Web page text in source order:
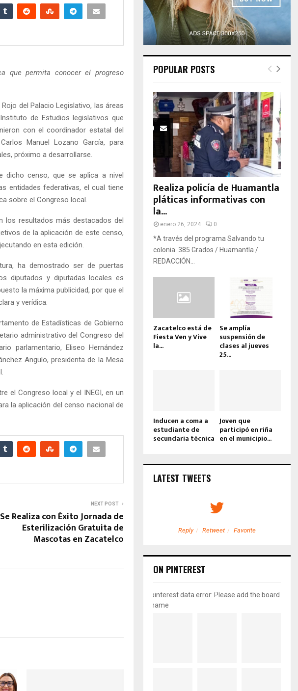
que permita conocer el progreso
del Palacio Legislativo, las áreas
de Estudios legislativos que
con el coordinador estatal del
Manuel Lozano García, para
próximo a desarrollarse.
dicho censo, que se aplica a nivel
entidades federativas, el cual tiene
sobre el Congreso local.
los resultados más destacados del
de la aplicación de este censo,
en esta edición.
ha demostrado ser de puertas
diputados y diputadas locales es
la máxima publicidad, por que el
y verídica.
de Estadísticas de Gobierno
administrativo del Congreso del
parlamentario, Eliseo Hernández
Angulo, presidenta de la Mesa
el Congreso local y el INEGI, en un
la aplicación del censo nacional de
NEXT POST
Se Realiza con Éxito Jornada de
Esterilización Gratuita de
Mascotas en Zacatelco
POPULAR POSTS
Realiza policía de Huamantla
pláticas informativas con
la...
enero 26, 2024 0
*A través del programa Salvando tu
colonia. 385 Grados / Huamantla /
REDACCIÓN...
Zacatelco está de
Fiesta Ven y Vive
la...
Se amplía
suspensión de
clases al jueves
25...
Inducen a coma a
estudiante de
secundaria técnica
Joven que
participó en riña
en el municipio...
LATEST TWEETS
Reply Retweet Favorite Reply Retweet Favorite
ON PINTEREST
pinterest data error: Please add the board
name